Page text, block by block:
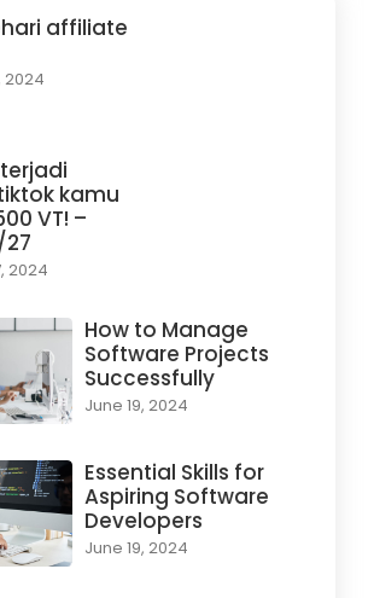
affiliate
2024
kamu
VT! –
2024
How to Manage
Software Projects
Successfully
June 19, 2024
Essential Skills for
Aspiring Software
Developers
June 19, 2024